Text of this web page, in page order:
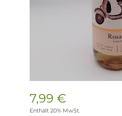
7,99€
Enthält 20% MwSt.